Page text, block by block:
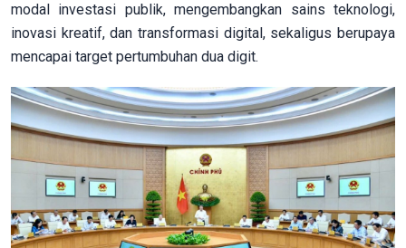
modal investasi publik, mengembangkan sains teknologi,
inovasi kreatif, dan transformasi digital, sekaligus berupaya
mencapai target pertumbuhan dua digit.